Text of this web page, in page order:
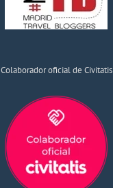
Colaborador oficial de Civitatis